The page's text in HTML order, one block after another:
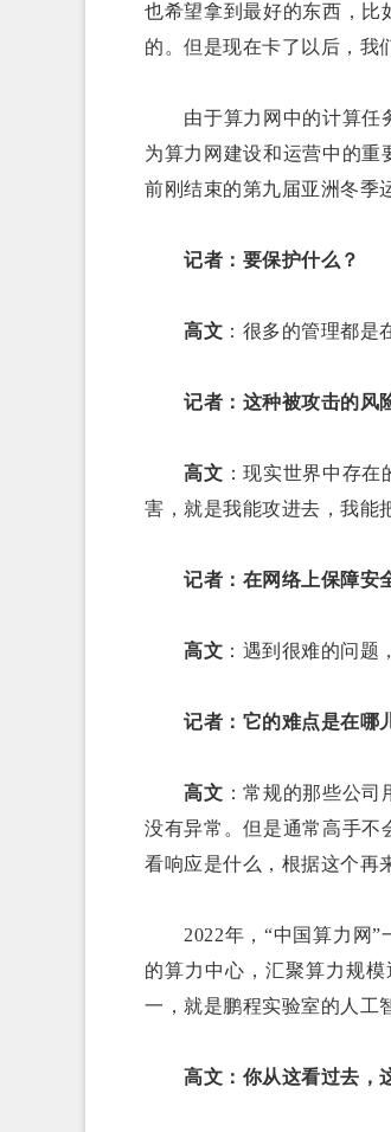
也希望拿到最好的东西，比
的。但是现在卡了以后，我
由于算力网中的计算任务
为算力网建设和运营中的重
前刚结束的第九届亚洲冬季
记者：要保护什么？
高文 ：很多的管理都是
记者：这种被攻击的风
高文 ：现实世界中存
害，就是我能攻进去，我能
记者：在网络上保障安
高文 ：遇到很难的问题
记者：它的难点是在哪
高文 ：常规的那些公
没有异常。但是通常高手不
看响应是什么，根据这个再
2022年，“中国算力网”
的算力中心，汇聚算力规
一，就是鹏程实验室的人工
高文：你从这看过去，